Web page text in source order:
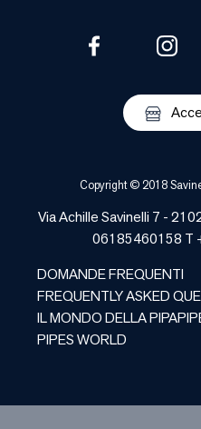
Copyright © 2018
Via Achille Savinelli 7 -
06185460158 T
DOMANDE FREQUENTI
FREQUENTLY ASKED
IL MONDO DELLA PIPA
PIPES WORLD